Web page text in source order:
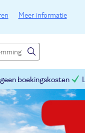
Meer informatie
boekingskosten